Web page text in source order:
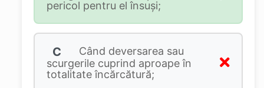
pericol pentru el însuși;
C
Când deversarea sau
scurgerile cuprind aproape în
totalitate încărcătură;